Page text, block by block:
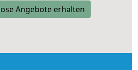
Angebote erhalten